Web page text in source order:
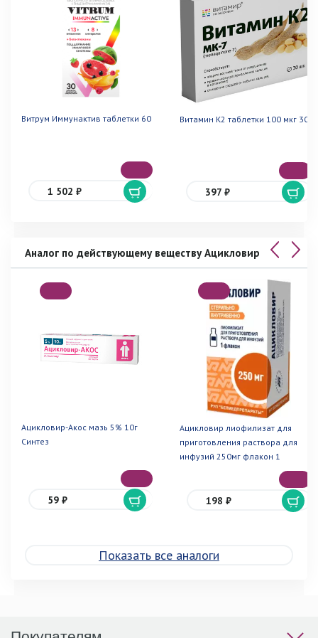
Витрум Иммунактив таблетки 60
1 502 ₽
Витамин К2 таблетки 100 мкг 30
397 ₽
Аналог по действующему веществу Ацикловир
Ацикловир-Акос мазь 5% 10г
Синтез
59 ₽
Ацикловир лиофилизат для
приготовления раствора для
инфузий 250мг флакон 1
198 ₽
Показать все аналоги